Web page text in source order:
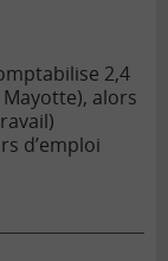
2,4
alors
d’emploi